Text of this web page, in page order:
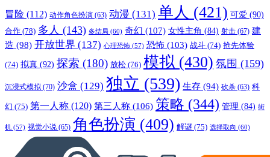
冒险 (112) 动作角色扮演 (63) 动漫 (131) 单人 (421) 可爱 (90)
合作 (78) 多人 (143) 多结局 (60) 奇幻 (107) 女性主角 (84) 射击 (67) 建
造 (98) 开放世界 (137) 心理恐怖 (57) 恐怖 (103) 战斗 (74) 抢先体验
(74) 拟真 (92) 探索 (180) 放松 (76) 模拟 (430) 氛围 (159)
沉浸式模拟 (70) 沙盒 (129) 独立 (539) 生存 (94) 砍杀 (63) 科
幻 (75) 第一人称 (120) 第三人称 (106) 策略 (344) 管理 (84) 街
机 (57) 视觉小说 (65) 角色扮演 (409) 解谜 (75) 选择取向 (60)